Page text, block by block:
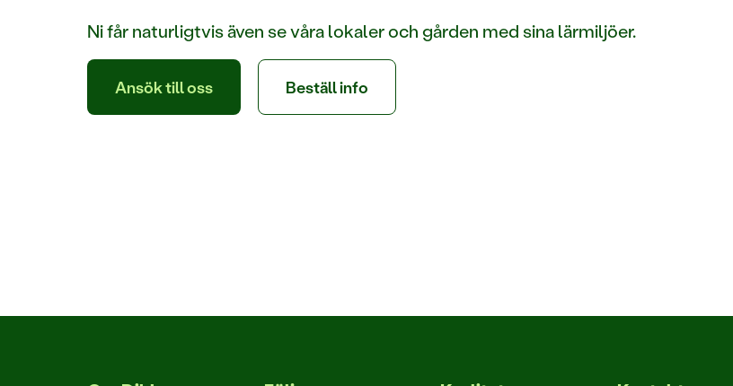
Ni får naturligtvis även se våra lokaler och gården med sina lärmiljöer.
Ansök till oss Beställ info